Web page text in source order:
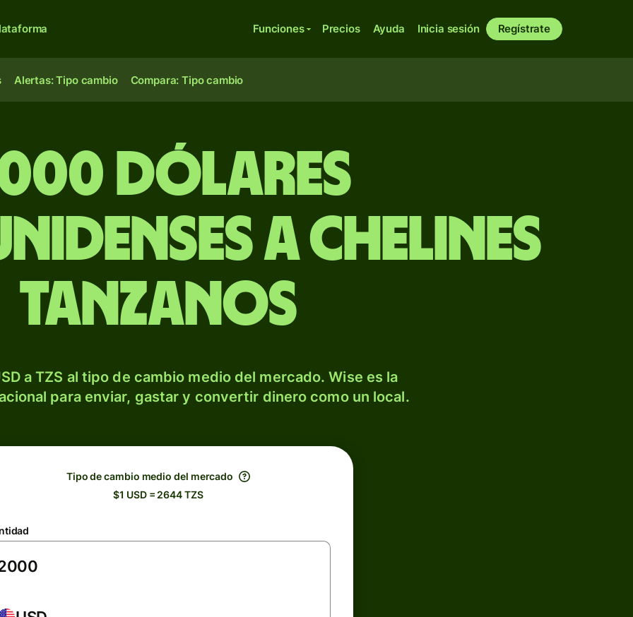
Funciones Precios Ayuda Inicia sesión Regístrate
Alertas: Tipo cambio Compara: Tipo cambio
dólares
a chelines
tanzanos
a TZS al tipo de cambio medio del mercado. Wise es la
para enviar, gastar y convertir dinero como un local.
Tipo de cambio medio del mercado
$1 USD = 2644 TZS